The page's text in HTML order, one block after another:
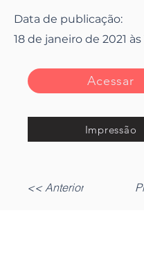
Data de publicação:
18 de janeiro de 2021 às
Acessar
Impressão
<< Anterior